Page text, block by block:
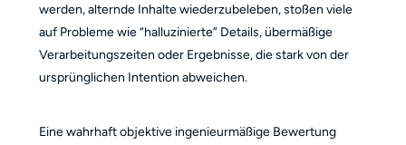
werden, alternde Inhalte wiederzubeleben, stoßen viele
auf Probleme wie “halluzinierte” Details, übermäßige
Verarbeitungszeiten oder Ergebnisse, die stark von der
ursprünglichen Intention abweichen.
Eine wahrhaft objektive ingenieurmäßige Bewertung